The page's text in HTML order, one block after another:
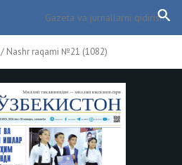
/ Nashr raqami №21 (1082)